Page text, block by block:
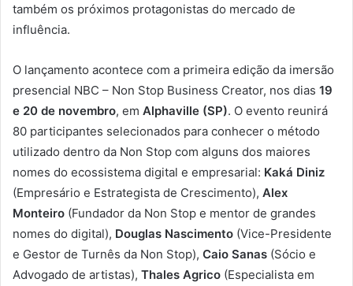
também os próximos protagonistas do mercado de
influência.
O lançamento acontece com a primeira edição da imersão
presencial NBC – Non Stop Business Creator, nos dias 19
e 20 de novembro, em Alphaville (SP). O evento reunirá
80 participantes selecionados para conhecer o método
utilizado dentro da Non Stop com alguns dos maiores
nomes do ecossistema digital e empresarial: Kaká Diniz
(Empresário e Estrategista de Crescimento), Alex
Monteiro (Fundador da Non Stop e mentor de grandes
nomes do digital), Douglas Nascimento (Vice-Presidente
e Gestor de Turnês da Non Stop), Caio Sanas (Sócio e
Advogado de artistas), Thales Agrico (Especialista em